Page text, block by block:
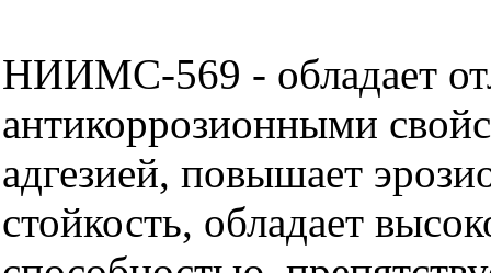
НИИМС-569 - обладает
антикоррозионными
адгезией, повышает
стойкость, обладает